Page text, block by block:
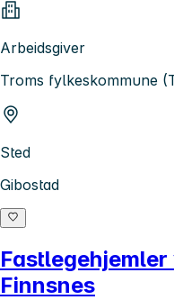
Arbeidsgiver
Troms fylkeskommune
Sted
Gibostad
Finnsnes